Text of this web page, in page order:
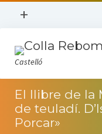
open
+
Nosaltres
Contacte
Usuaris
Política de privadesa
Castelló
Inici
Llibres
El llibre de la
de teuladí.
Porcar»